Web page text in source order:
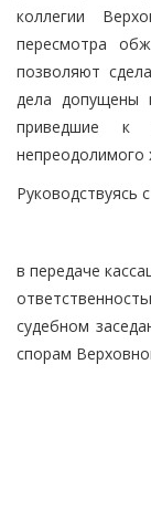
коллегии
пересмотра
позволяют
дела допущены
приведшие к
непреодолимого
Руководствуясь
в передаче
судебном
спорам